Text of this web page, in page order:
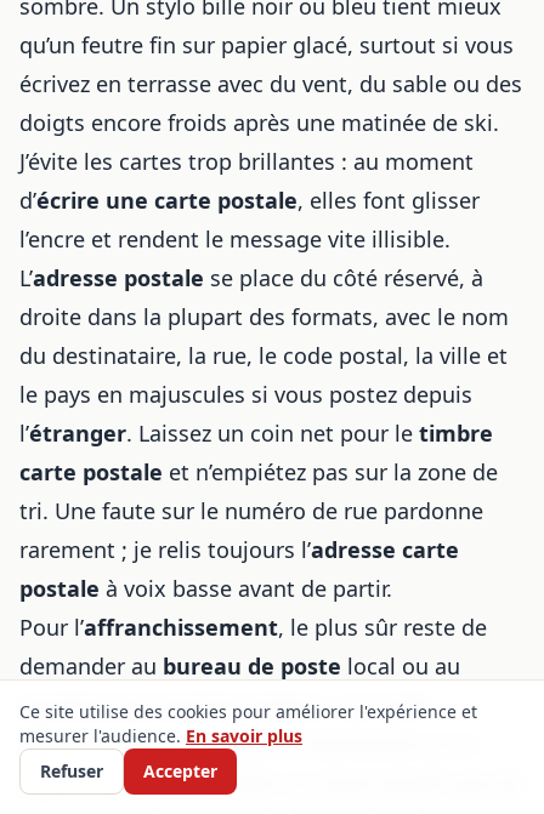
qu’un feutre fin sur papier glacé, surtout si vous
écrivez en terrasse avec du vent, du sable ou des
doigts encore froids après une matinée de ski.
J’évite les cartes trop brillantes : au moment
d’écrire une carte postale, elles font glisser
l’encre et rendent le message vite illisible.
L’adresse postale se place du côté réservé, à
droite dans la plupart des formats, avec le nom
du destinataire, la rue, le code postal, la ville et
le pays en majuscules si vous postez depuis
l’étranger. Laissez un coin net pour le timbre
carte postale et n’empiétez pas sur la zone de
tri. Une faute sur le numéro de rue pardonne
rarement ; je relis toujours l’adresse carte
postale à voix basse avant de partir.
Pour l’affranchissement, le plus sûr reste de
demander au bureau de poste local ou au
buraliste qui vend les timbres. Les tarifs
changent, selon le poids, la destination et le
pays ; mieux vaut vérifier sur place plutôt que de
Ce site utilise des cookies pour améliorer l'expérience et
mesurer l'audience. En savoir plus
Refuser
Accepter